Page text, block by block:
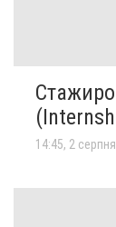
14:45, 2 серпня